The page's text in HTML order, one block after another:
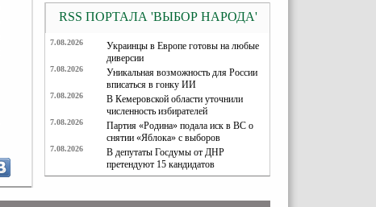
RSS ПОРТАЛА 'ВЫБОР НАРОДА'
7.08.2026
Украинцы в Европе готовы на любые
диверсии
7.08.2026
Уникальная возможность для России
вписаться в гонку ИИ
7.08.2026
В Кемеровской области уточнили
численность избирателей
7.08.2026
Партия «Родина» подала иск в ВС о
снятии «Яблока» с выборов
7.08.2026
В депутаты Госдумы от ДНР
претендуют 15 кандидатов